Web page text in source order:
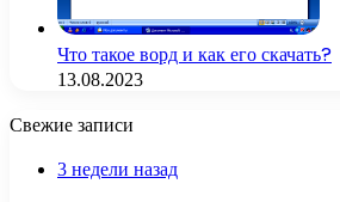
Что такое ворд и как его скачать?
13.08.2023
Свежие записи
3 недели назад